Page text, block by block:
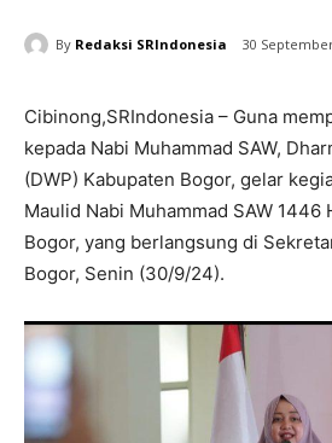
By Redaksi SRIndonesia 30
Cibinong,SRIndonesia – Guna
kepada Nabi Muhammad SAW,
(DWP) Kabupaten Bogor, gelar
Maulid Nabi Muhammad SAW 1446
Bogor, yang berlangsung di
Bogor, Senin (30/9/24).